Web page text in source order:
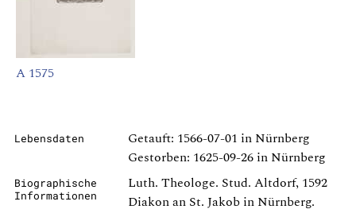
A 1575
Lebensdaten
Getauft: 1566-07-01 in Nürnberg
Gestorben: 1625-09-26 in Nürnberg
Biographische
Informationen
Luth. Theologe. Stud. Altdorf, 1592
Diakon an St. Jakob in Nürnberg.